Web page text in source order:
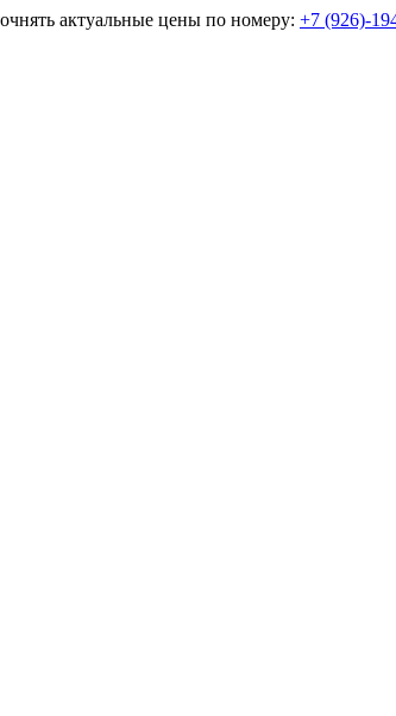
актуальные цены по номеру: +7 (926)-